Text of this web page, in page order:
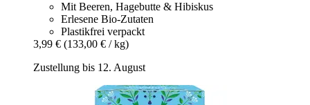
Mit Beeren, Hagebutte & Hibiskus
Erlesene Bio-Zutaten
Plastikfrei verpackt
3,99 € (133,00 € / kg)
Zustellung bis 12. August